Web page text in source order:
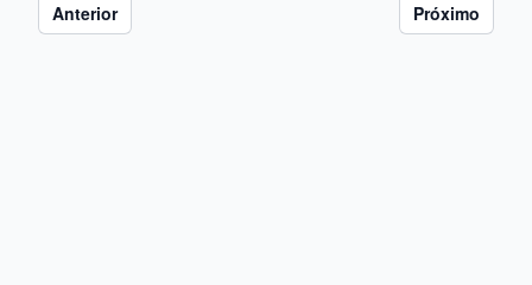
Anterior Próximo